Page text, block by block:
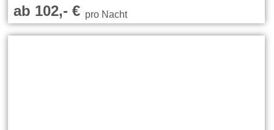
ab 102,- €pro Nacht